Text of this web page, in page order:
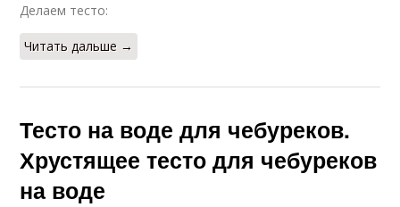
Делаем тесто:
Читать дальше →
Тесто на воде для чебуреков.
Хрустящее тесто для чебуреков
на воде